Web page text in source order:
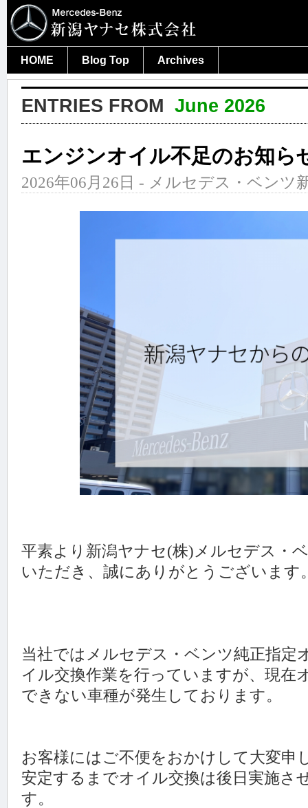
HOME Blog Top Archives
ENTRIES FROM June 2026
エンジンオイル不足のお知ら
2026年06月26日 - メルセデス・ベンツ
平素より新潟ヤナセ(株)メルセデス・
いただき、誠にありがとうございます
当社ではメルセデス・ベンツ純正指定
イル交換作業を行っていますが、現在
できない車種が発生しております。
お客様にはご不便をおかけして大変申
安定するまでオイル交換は後日実施さ
す。